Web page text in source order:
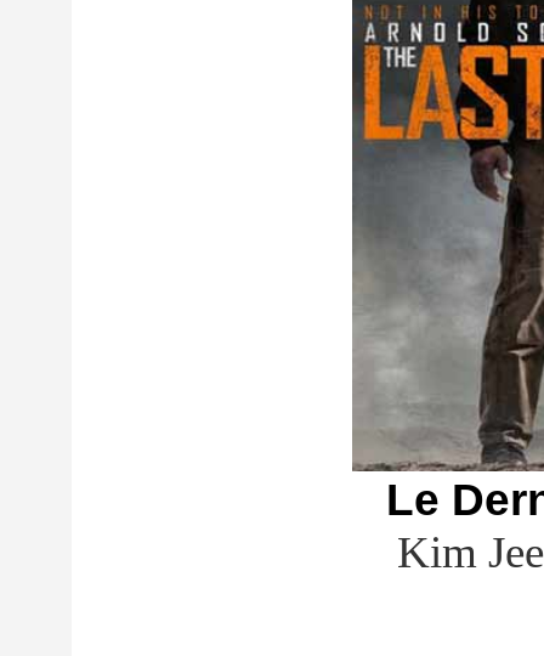
Le
Kim